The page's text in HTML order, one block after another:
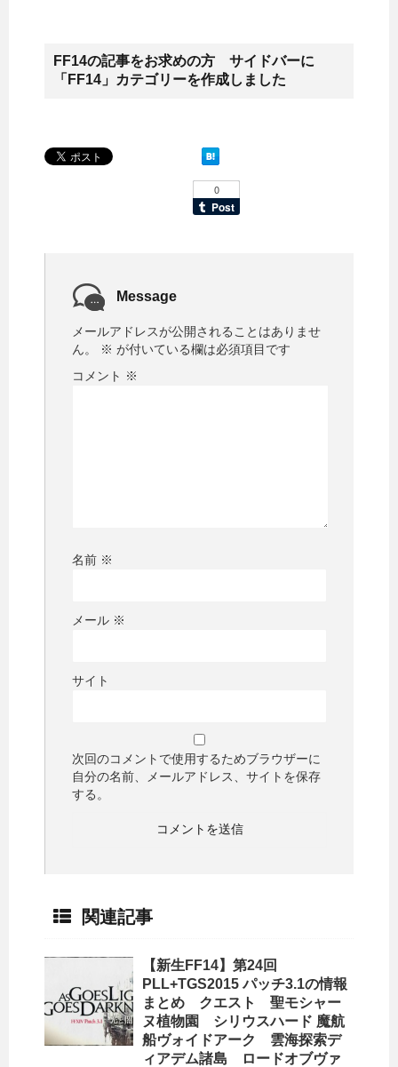
FF14の記事をお求めの方 サイドバーに
「FF14」カテゴリーを作成しました
Message
メールアドレスが公開されることはありませ
ん。
※ が付いている欄は必須項目です
コメント ※
名前 ※
メール ※
サイト
次回のコメントで使用するためブラウザーに
自分の名前、メールアドレス、サイトを保存
する。
関連記事
【新生FF14】第24回
PLL+TGS2015 パッチ3.1の情報
まとめ クエスト 聖モシャー
ヌ植物園 シリウスハード 魔航
船ヴォイドアーク 雲海探索デ
ィアデム諸島 ロードオブヴァ